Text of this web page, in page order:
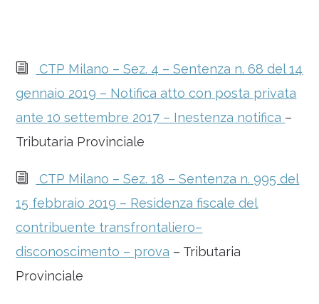
i
CTP Milano – Sez. 4 – Sentenza n. 68 del 14
gennaio 2019 – Notifica atto con posta privata
ante 10 settembre 2017 – Inestenza notifica –
Tributaria Provinciale
i
CTP Milano – Sez. 18 – Sentenza n. 995 del
15 febbraio 2019 – Residenza fiscale del
contribuente transfrontaliero–
disconoscimento – prova – Tributaria
Provinciale